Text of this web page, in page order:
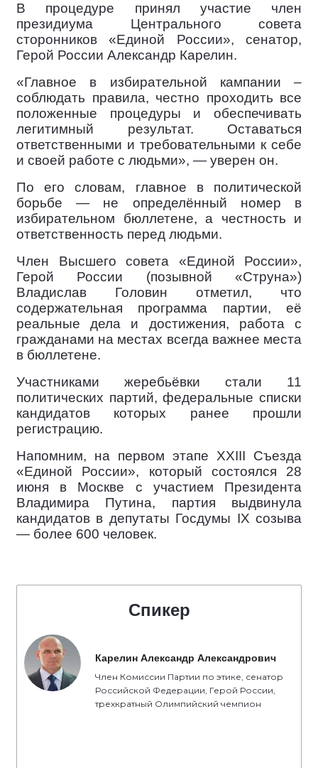
В процедуре принял участие член
президиума Центрального совета
сторонников «Единой России», сенатор,
Герой России Александр Карелин.
«Главное в избирательной кампании –
соблюдать правила, честно проходить все
положенные процедуры и обеспечивать
легитимный результат. Оставаться
ответственными и требовательными к себе
и своей работе с людьми», — уверен он.
По его словам, главное в политической
борьбе — не определённый номер в
избирательном бюллетене, а честность и
ответственность перед людьми.
Член Высшего совета «Единой России»,
Герой России (позывной «Струна»)
Владислав Головин отметил, что
содержательная программа партии, её
реальные дела и достижения, работа с
гражданами на местах всегда важнее места
в бюллетене.
Участниками жеребьёвки стали 11
политических партий, федеральные списки
кандидатов которых ранее прошли
регистрацию.
Напомним, на первом этапе XXIII Съезда
«Единой России», который состоялся 28
июня в Москве с участием Президента
Владимира Путина, партия выдвинула
кандидатов в депутаты Госдумы IX созыва
— более 600 человек.
Спикер
Карелин Александр Александрович
Член Комиссии Партии по этике, сенатор
Российской Федерации, Герой России,
трехкратный Олимпийский чемпион